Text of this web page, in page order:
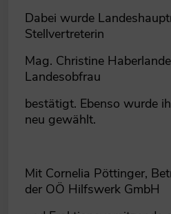
Dabei wurde
Stellvertreterin
Mag. Christine
Landesobfrau
bestätigt. Ebenso wurde
neu gewählt.
Mit Cornelia Pöttinger,
der OÖ Hilfswerk GmbH